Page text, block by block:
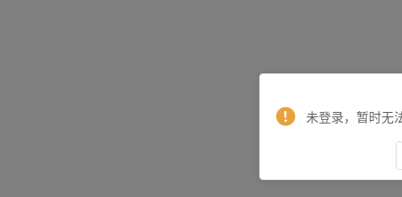
未登录，暂时无